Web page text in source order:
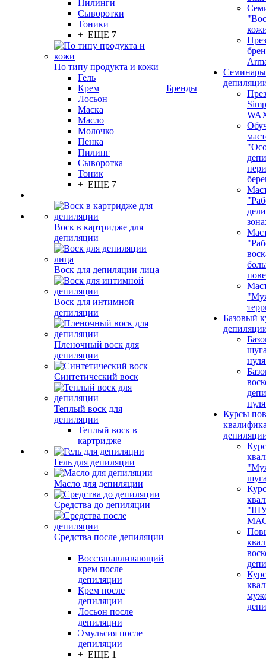
Пилинги
Сыворотки
Тоники
+ ЕЩЕ 7
По типу продукта и кожи
Гель
Крем
Лосьон
Маска
Масло
Молочко
Пенка
Пилинг
Сыворотка
Тоник
+ ЕЩЕ 7
Воск в картридже для
депиляции
Воск для депиляции лица
Воск для интимной
депиляции
Пленочный воск для
депиляции
Синтетический воск
Теплый воск для
депиляции
Теплый воск в
картридже
Гель для депиляции
Масло для депиляции
Средства до депиляции
Средства после депиляции
Восстанавливающий
крем после
депиляции
Крем после
депиляции
Лосьон после
депиляции
Эмульсия после
депиляции
+ ЕЩЕ 1
Бренды
Базовый
Курсы